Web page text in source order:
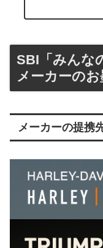
SBI「みんな
メーカーのお
メーカーの提携